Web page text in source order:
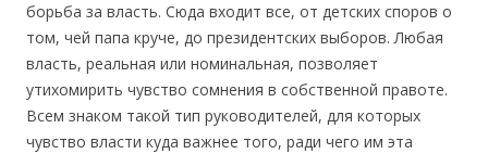
борьба за власть. Сюда входит все, от детских споров о
том, чей папа круче, до президентских выборов. Любая
власть, реальная или номинальная, позволяет
утихомирить чувство сомнения в собственной правоте.
Всем знаком такой тип руководителей, для которых
чувство власти куда важнее того, ради чего им эта